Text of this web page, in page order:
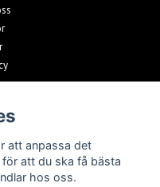
att anpassa det
att du ska få bästa
hos oss.